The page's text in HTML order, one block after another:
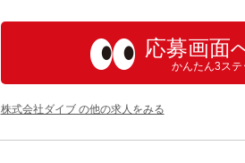
応募画面
かんたん3ステ
株式会社ダイブ の他の求人をみる